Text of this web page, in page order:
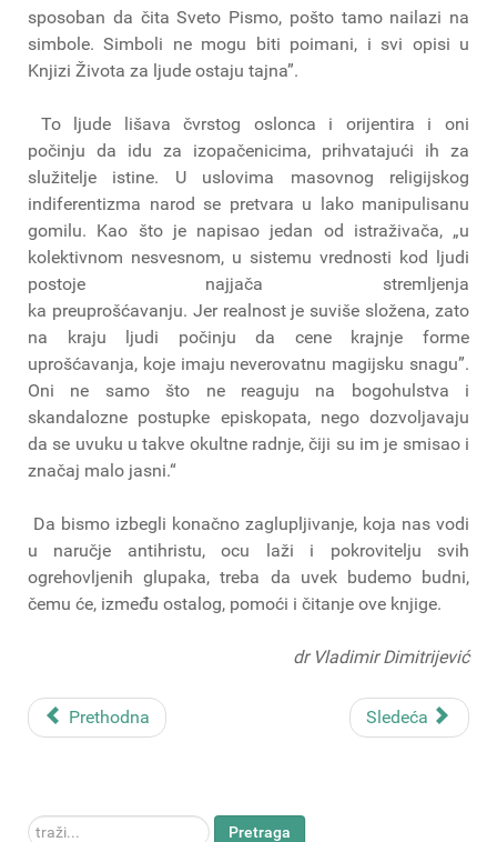
sposoban da čita Sveto Pismo, pošto tamo nailazi na
simbole. Simboli ne mogu biti poimani, i svi opisi u
Knjizi Života za ljude ostaju tajna”.
To ljude lišava čvrstog oslonca i orijentira i oni
počinju da idu za izopačenicima, prihvatajući ih za
služitelje istine. U uslovima masovnog religijskog
indiferentizma narod se pretvara u lako manipulisanu
gomilu. Kao što je napisao jedan od istraživača, „u
kolektivnom nesvesnom, u sistemu vrednosti kod ljudi
postoje najjača stremljenja
ka preuprošćavanju. Jer realnost je suviše složena, zato
na kraju ljudi počinju da cene krajnje forme
uprošćavanja, koje imaju neverovatnu magijsku snagu”.
Oni ne samo što ne reaguju na bogohulstva i
skandalozne postupke episkopata, nego dozvoljavaju
da se uvuku u takve okultne radnje, čiji su im je smisao i
značaj malo jasni.“
Da bismo izbegli konačno zaglupljivanje, koja nas vodi
u naručje antihristu, ocu laži i pokrovitelju svih
ogrehovljenih glupaka, treba da uvek budemo budni,
čemu će, između ostalog, pomoći i čitanje ove knjige.
dr Vladimir Dimitrijević
Prethodna Sledeća
traži... Pretraga